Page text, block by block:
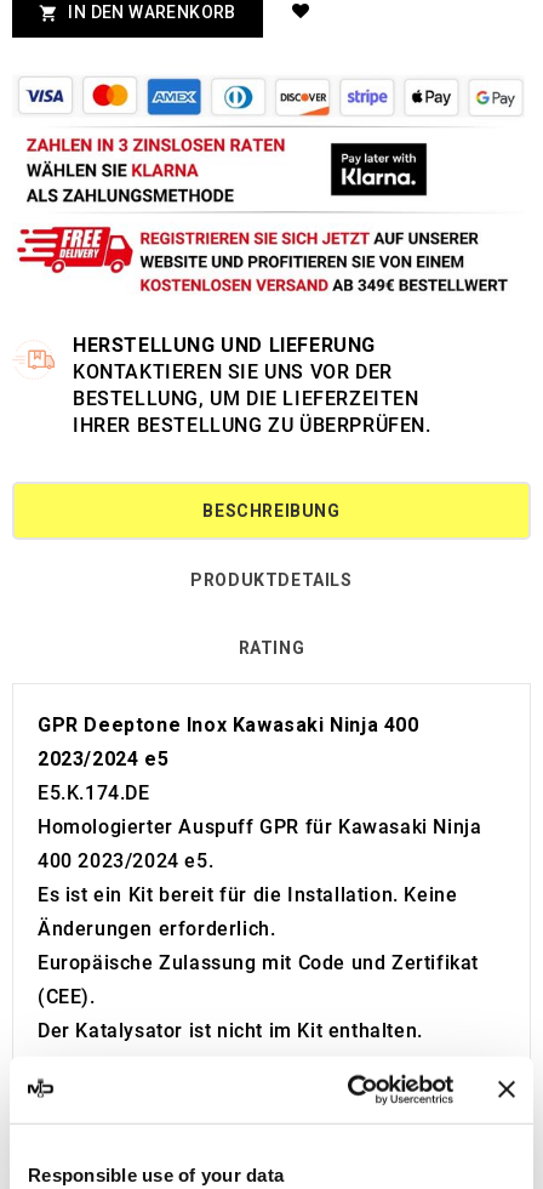
Responsible use of your data
 IN DEN WARENKORB
HERSTELLUNG UND LIEFERUNG
KONTAKTIEREN SIE UNS VOR DER
BESTELLUNG, UM DIE LIEFERZEITEN
IHRER BESTELLUNG ZU ÜBERPRÜFEN.
BESCHREIBUNG
PRODUKTDETAILS
RATING
GPR Deeptone Inox Kawasaki Ninja 400
2023/2024 e5
E5.K.174.DE
Homologierter Auspuff GPR für Kawasaki Ninja
400 2023/2024 e5.
Es ist ein Kit bereit für die Installation. Keine
Änderungen erforderlich.
Europäische Zulassung mit Code und Zertifikat
(CEE).
Der Katalysator ist nicht im Kit enthalten.
2 Jahre Garantie.
Auspuff Schalldämpfer Endschalldämpfer